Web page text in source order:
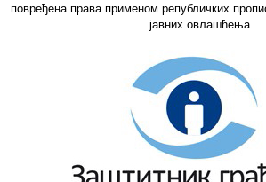
повређена права применом републичких
јавних овлашћења